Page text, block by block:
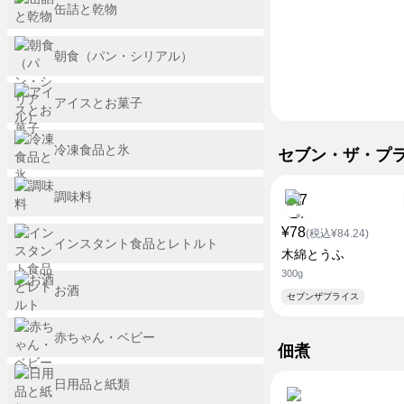
セブン・ザ・プ
¥78(税込¥84.24)
木綿とうふ
300g
セブンザプライス
佃煮
缶詰と乾物
朝食（パン・シリアル）
アイスとお菓子
冷凍食品と氷
調味料
インスタント食品とレトルト
お酒
赤ちゃん・ベビー
日用品と紙類